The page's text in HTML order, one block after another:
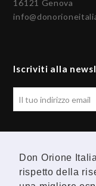
Don Orione
rispetto della
16121 Genova
Iscriviti alla
F Y